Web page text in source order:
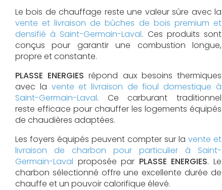
Le bois de chauffage reste une valeur sûre avec la
vente et livraison de bûches de bois premium et
densifié à Saint-Germain-Laval. Ces produits sont
conçus pour garantir une combustion longue,
propre et constante.
PLASSE ENERGIES répond aux besoins thermiques
avec la vente et livraison de fioul domestique à
Saint-Germain-Laval. Ce carburant traditionnel
reste efficace pour chauffer les logements équipés
de chaudières adaptées.
Les foyers équipés peuvent compter sur la vente et
livraison de charbon pour particulier à Saint-
Germain-Laval proposée par PLASSE ENERGIES. Le
charbon sélectionné offre une excellente durée de
chauffe et un pouvoir calorifique élevé.